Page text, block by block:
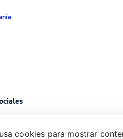
cookies para mostrar